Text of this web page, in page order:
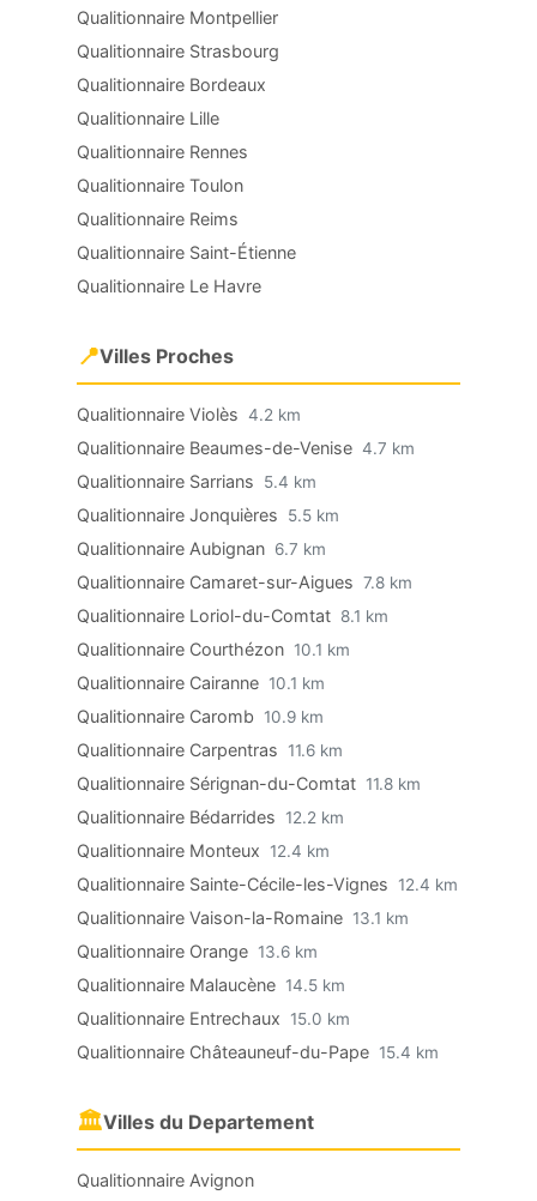
Qualitionnaire Montpellier
Qualitionnaire Strasbourg
Qualitionnaire Bordeaux
Qualitionnaire Lille
Qualitionnaire Rennes
Qualitionnaire Toulon
Qualitionnaire Reims
Qualitionnaire Saint-Étienne
Qualitionnaire Le Havre
📍Villes Proches
Qualitionnaire Violès 4.2 km
Qualitionnaire Beaumes-de-Venise 4.7 km
Qualitionnaire Sarrians 5.4 km
Qualitionnaire Jonquières 5.5 km
Qualitionnaire Aubignan 6.7 km
Qualitionnaire Camaret-sur-Aigues 7.8 km
Qualitionnaire Loriol-du-Comtat 8.1 km
Qualitionnaire Courthézon 10.1 km
Qualitionnaire Cairanne 10.1 km
Qualitionnaire Caromb 10.9 km
Qualitionnaire Carpentras 11.6 km
Qualitionnaire Sérignan-du-Comtat 11.8 km
Qualitionnaire Bédarrides 12.2 km
Qualitionnaire Monteux 12.4 km
Qualitionnaire Sainte-Cécile-les-Vignes 12.4 km
Qualitionnaire Vaison-la-Romaine 13.1 km
Qualitionnaire Orange 13.6 km
Qualitionnaire Malaucène 14.5 km
Qualitionnaire Entrechaux 15.0 km
Qualitionnaire Châteauneuf-du-Pape 15.4 km
🏛Villes du Departement
Qualitionnaire Avignon